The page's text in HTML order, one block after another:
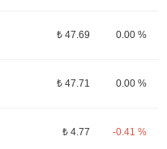
₺ 47.69 0.00 %
₺ 47.71 0.00 %
₺ 4.77 -0.41 %